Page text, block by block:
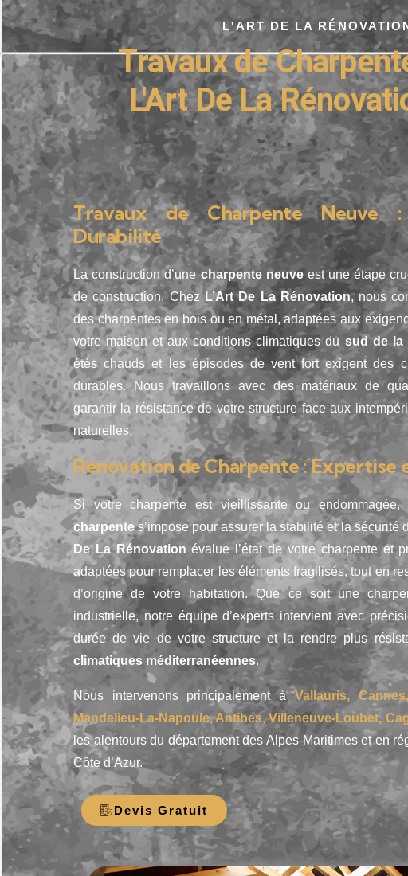
L'ART DE LA
Travaux de
L'Art De La
Travaux de Charpente Neuve
Durabilité
La construction d’unecharpente neuveest une étape
de construction. Chez L’Art De La Rénovation, nous
des charpentes en bois ou en métal, adaptées aux
votre maison et aux conditions climatiques du sud de la
étés chauds et les épisodes de vent fort exigent des
durables. Nous travaillons avec des matériaux de
garantir la résistance de votre structure face aux
naturelles.
Rénovation de Charpente : Expertise
Si votre charpente est vieillissante ou
charpentes’impose pour assurer la stabilité et la sécurité
De La Rénovation évalue l’état de votre charpente et
adaptées pour remplacer les éléments fragilisés, tout en
d’origine de votre habitation. Que ce soit une
industrielle, notre équipe d’experts intervient avec
durée de vie de votre structure et la rendre plus
climatiques méditerranéennes.
Nous intervenons principalement àVallauris,
Mandelieu-La-Napoule, Antibes, Villeneuve-Loubet,
les alentours du département des Alpes-Maritimes et en
Côte d’Azur.
Devis Gratuit